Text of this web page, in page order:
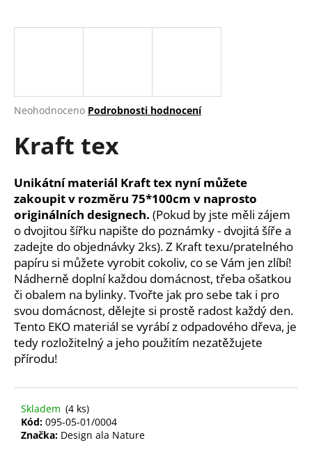
Průměrné
produktu
je
z
5
hvězdiček.
Neohodnoceno Podrobnosti hodnocení
Kraft tex
Unikátní materiál Kraft tex nyní můžete
zakoupit v rozměru 75*100cm v naprosto
originálních designech. (Pokud by jste měli zájem
o dvojitou šířku napište do poznámky - dvojitá šíře a
zadejte do objednávky 2ks).Z Kraft texu/pratelného
papíru si můžete vyrobit cokoliv, co se Vám jen zlíbí!
Nádherně doplní každou domácnost, třeba ošatkou
či obalem na bylinky. Tvořte jak pro sebe tak i pro
svou domácnost, dělejte si prostě radost každý den.
Tento EKO materiál se vyrábí z odpadového dřeva, je
tedy rozložitelný a jeho použitím nezatěžujete
přírodu!
Skladem (4 ks)
Kód: 095-05-01/0004
Značka: Design ala Nature
j
?
D
o
p
o
r
u
č
u
j
e
e
OBAL
NA